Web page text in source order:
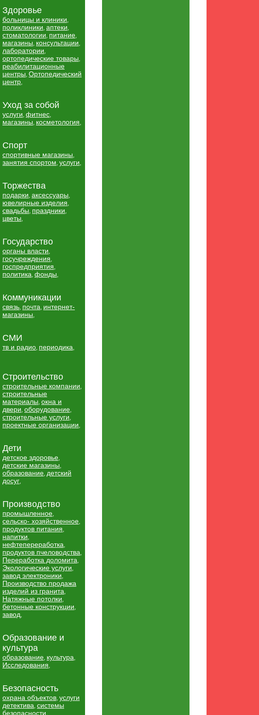
Здоровье
больницы и клиники,
поликлиники, аптеки,
стоматологии, питание,
магазины, консультации,
лаборатории,
ортопедические товары,
реабилитационные
центры, Ортопедический
центр,
Уход за собой
услуги, фитнес,
магазины, косметология,
Спорт
спортивные магазины,
занятия спортом, услуги,
Торжества
подарки, аксессуары,
ювелирные изделия,
свадьбы, праздники,
цветы,
Государство
органы власти,
госучреждения,
госпредприятия,
политика, фонды,
Коммуникации
связь, почта, интернет-
магазины,
СМИ
тв и радио, периодика,
Строительство
строительные компании,
строительные
материалы, окна и
двери, оборудование,
строительные услуги,
проектные организации,
Дети
детское здоровье,
детские магазины,
образование, детский
досуг,
Производство
промышленное,
сельско- хозяйственное,
продуктов питания,
напитки,
нефтепереработка,
продуктов пчеловодства,
Переработка доломита,
Экологические услуги,
завод электроники,
Производство продажа
изделий из гранита,
Натяжные потолки,
бетонные конструкции,
завод,
Образование и
культура
образование, культура,
Исследования,
Безопасность
охрана объектов, услуги
детектива, системы
безопасности,